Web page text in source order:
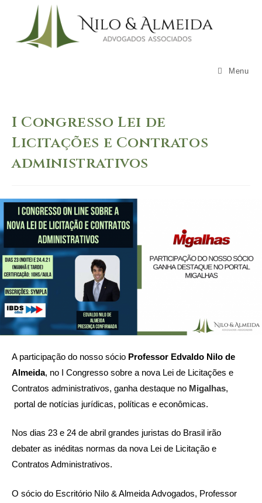
content
Menu
I Congresso Lei de
Licitações e Contratos
administrativos
A participação do nosso sócio Professor Edvaldo Nilo de
Almeida, no I Congresso sobre a nova Lei de Licitações e
Contratos administrativos, ganha destaque no Migalhas,
portal de notícias jurídicas, políticas e econômicas.
Nos dias 23 e 24 de abril grandes juristas do Brasil irão
debater as inéditas normas da nova Lei de Licitação e
Contratos Administrativos.
O sócio do Escritório Nilo & Almeida Advogados, Professor